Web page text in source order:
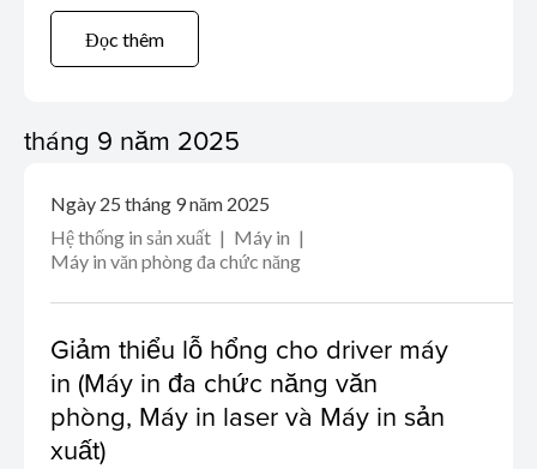
TR Series | PIXMA TS Series | PRO Series |
Scanner ...
Đọc thêm
tháng 9 năm 2025
Ngày 25 tháng 9 năm 2025
Hệ thống in sản xuất
Máy in
Máy in văn phòng đa chức năng
Giảm thiểu lỗ hổng cho driver máy
in (Máy in đa chức năng văn
phòng, Máy in laser và Máy in sản
xuất)